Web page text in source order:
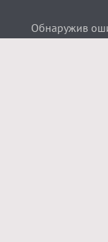
Обнаружив